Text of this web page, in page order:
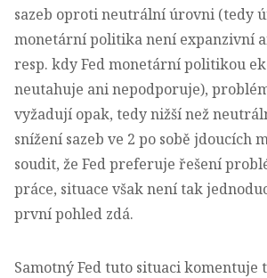
sazeb oproti neutrální úrovni (tedy
monetární politika není expanzivní
resp. kdy Fed monetární politikou
neutahuje ani nepodporuje),
vyžadují opak, tedy nižší než
snížení sazeb ve 2 po sobě jdoucích
soudit, že Fed preferuje řešení
práce, situace však není tak
první pohled zdá.
Samotný Fed tuto situaci komentuje